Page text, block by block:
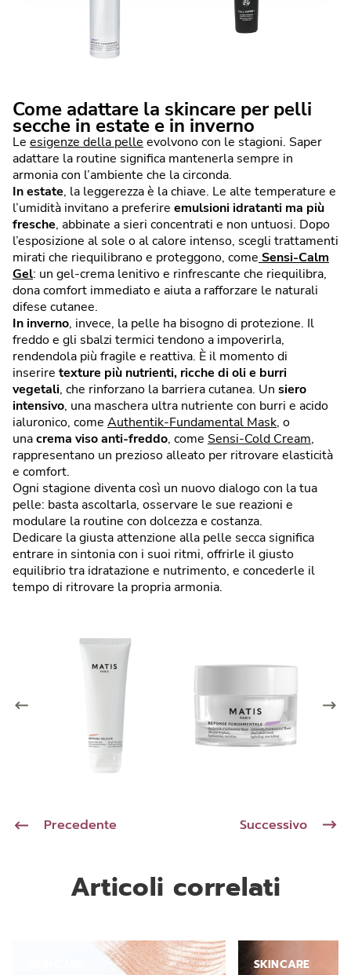
Come adattare la skincare per pelli
secche in estate e in inverno
Le esigenze della pelle evolvono con le stagioni. Saper
adattare la routine significa mantenerla sempre in
armonia con l’ambiente che la circonda.
In estate, la leggerezza è la chiave. Le alte temperature e
l’umidità invitano a preferire emulsioni idratanti ma più
fresche, abbinate a sieri concentrati e non untuosi. Dopo
l’esposizione al sole o al calore intenso, scegli trattamenti
mirati che riequilibrano e proteggono, come Sensi-Calm
Gel: un gel-crema lenitivo e rinfrescante che riequilibra,
dona comfort immediato e aiuta a rafforzare le naturali
difese cutanee.
In inverno, invece, la pelle ha bisogno di protezione. Il
freddo e gli sbalzi termici tendono a impoverirla,
rendendola più fragile e reattiva. È il momento di
inserire texture più nutrienti, ricche di oli e burri
vegetali, che rinforzano la barriera cutanea. Un siero
intensivo, una maschera ultra nutriente con burri e acido
ialuronico, come Authentik-Fundamental Mask, o
unacrema viso anti-freddo, come Sensi-Cold Cream,
rappresentano un prezioso alleato per ritrovare elasticità
e comfort.
Ogni stagione diventa così un nuovo dialogo con la tua
pelle: basta ascoltarla, osservare le sue reazioni e
modulare la routine con dolcezza e costanza.
Dedicare la giusta attenzione alla pelle secca significa
entrare in sintonia con i suoi ritmi, offrirle il giusto
equilibrio tra idratazione e nutrimento, e concederle il
tempo di ritrovare la propria armonia.
Precedente Successivo
Articoli correlati
SKINCARE